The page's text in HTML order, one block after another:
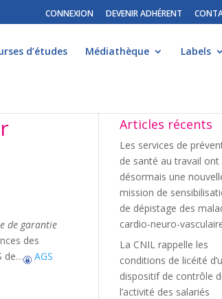
CONNEXION DEVENIR ADHÉRENT
d’études Médiathèque Labels
de garantie
des
de…
AGS
Articles récents
Les services de
de santé au travail ont
désormais une
mission de
de dépistage des
cardio-neuro-
La CNIL rappelle les
conditions de licéité
dispositif de contrôle
l’activité des salariés